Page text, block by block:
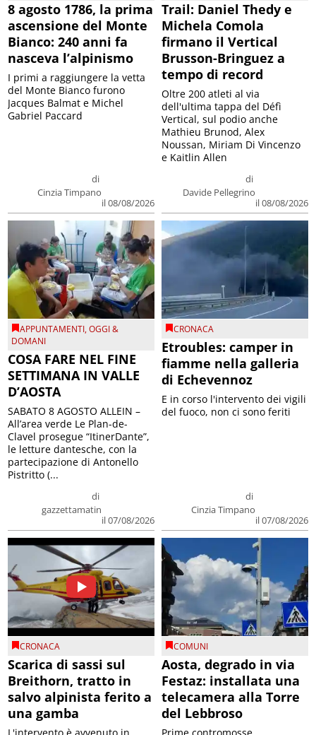
8 agosto 1786, la prima
ascensione del Monte
Bianco: 240 anni fa
nasceva l’alpinismo
di
Cinzia Timpano
il 08/08/2026
I primi a raggiungere la vetta
del Monte Bianco furono
Jacques Balmat e Michel
Gabriel Paccard
Trail: Daniel Thedy e
Michela Comola
firmano il Vertical
Brusson-Bringuez a
tempo di record
di
Davide Pellegrino
il 08/08/2026
Oltre 200 atleti al via
dell'ultima tappa del Défì
Vertical, sul podio anche
Mathieu Brunod, Alex
Noussan, Miriam Di Vincenzo
e Kaitlin Allen
APPUNTAMENTI,OGGI &
DOMANI
COSA FARE NEL FINE
SETTIMANA IN VALLE
D’AOSTA
di
gazzettamatin
il 07/08/2026
SABATO 8 AGOSTO ALLEIN –
All’area verde Le Plan-de-
Clavel prosegue “ItinerDante”,
le letture dantesche, con la
partecipazione di Antonello
Pistritto (...
CRONACA
Etroubles: camper in
fiamme nella galleria
di Echevennoz
di
Cinzia Timpano
il 07/08/2026
E in corso l'intervento dei vigili
del fuoco, non ci sono feriti
CRONACA
Scarica di sassi sul
Breithorn, tratto in
salvo alpinista ferito a
una gamba
L'intervento è avvenuto in
COMUNI
Aosta, degrado in via
Festaz: installata una
telecamera alla Torre
del Lebbroso
Prime contromosse